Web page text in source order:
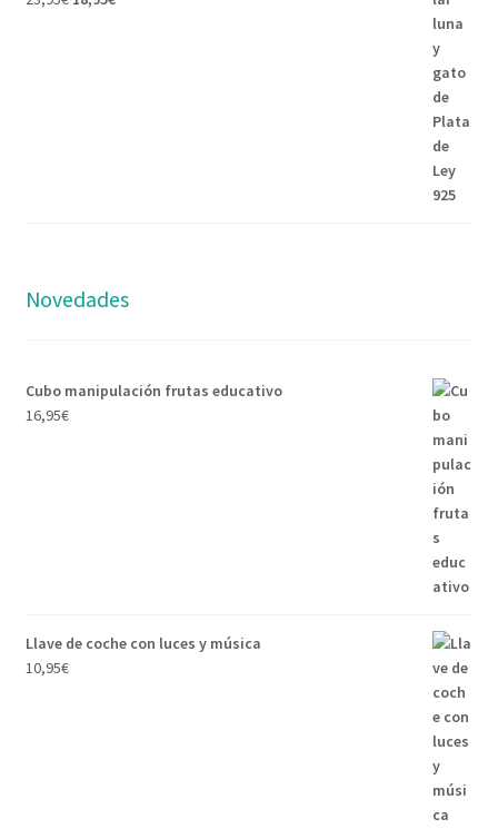
Novedades
Cubo manipulación frutas educativo
16,95€
Llave de coche con luces y música
10,95€